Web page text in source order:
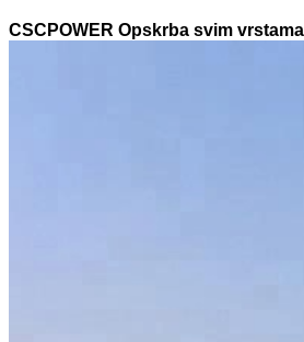
CSCPOWER Opskrba svim